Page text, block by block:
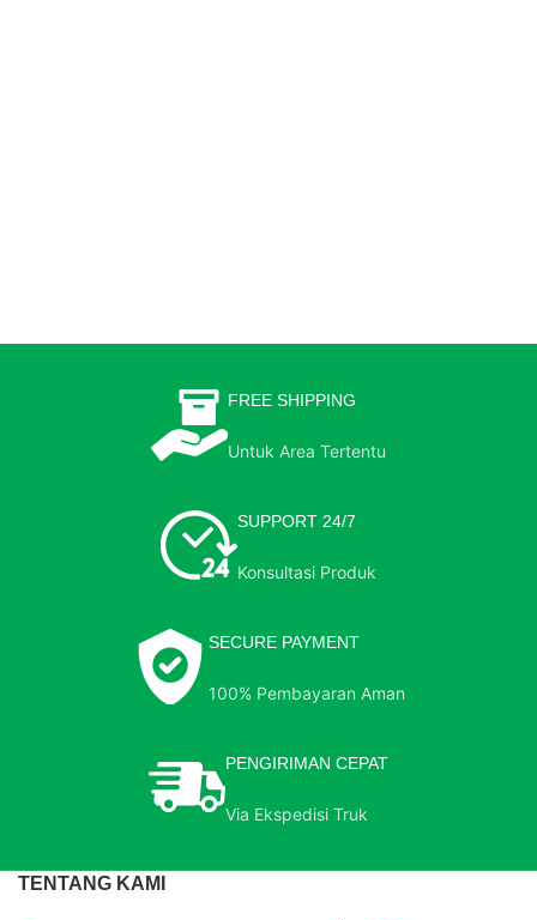
FREE SHIPPING
Untuk Area Tertentu
SUPPORT 24/7
Konsultasi Produk
SECURE PAYMENT
100% Pembayaran Aman
PENGIRIMAN CEPAT
Via Ekspedisi Truk
TENTANG KAMI